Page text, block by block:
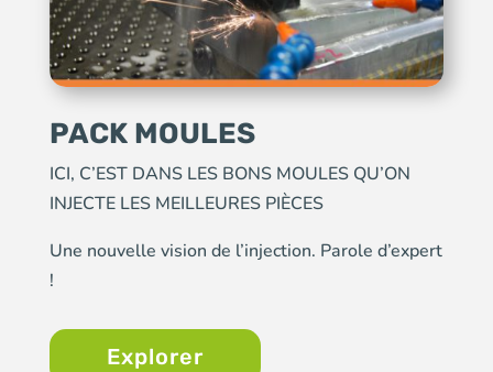
PACK MOULES
ICI, C’EST DANS LES BONS MOULES QU’ON
INJECTE LES MEILLEURES PIÈCES
Une nouvelle vision de l’injection. Parole d’expert
!
Explorer